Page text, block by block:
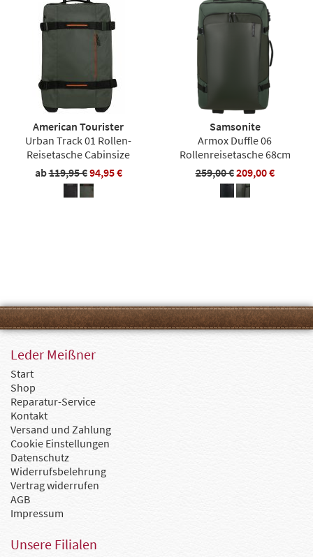
American Tourister
Urban Track 01 Rollen-
Reisetasche Cabinsize
ab119,95 €94,95 €
Samsonite
Armox Duffle 06
Rollenreisetasche 68cm
259,00 €209,00 €
Leder Meißner
Start
Shop
Reparatur-Service
Kontakt
Versand und Zahlung
Cookie Einstellungen
Datenschutz
Widerrufsbelehrung
Vertrag widerrufen
AGB
Impressum
Unsere Filialen